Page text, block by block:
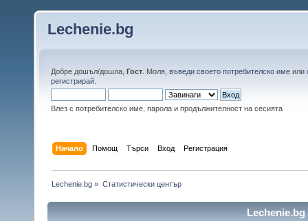
Lechenie.bg
Добре дошъл/дошла, Гост . Моля, въведи своето потребителско име или
регистрирай
Влез с потребителско име, парола и продължителност на сесията
Начало Помощ Търси Вход Регистрация
Lechenie.bg » Статистически център
Lechenie.bg